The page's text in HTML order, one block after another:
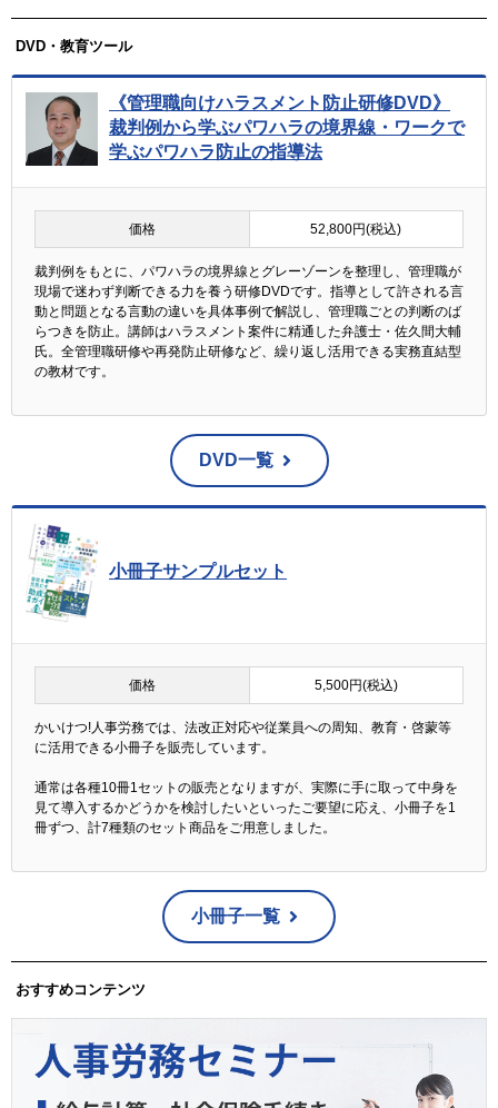
DVD・教育ツール
《管理職向けハラスメント防止研修DVD》
裁判例から学ぶパワハラの境界線・ワークで
学ぶパワハラ防止の指導法
価格 52,800円(税込)
裁判例をもとに、パワハラの境界線とグレーゾーンを整理し、管理職が
現場で迷わず判断できる力を養う研修DVDです。指導として許される言
動と問題となる言動の違いを具体事例で解説し、管理職ごとの判断のば
らつきを防止。講師はハラスメント案件に精通した弁護士・佐久間大輔
氏。全管理職研修や再発防止研修など、繰り返し活用できる実務直結型
の教材です。
DVD一覧
小冊子サンプルセット
価格 5,500円(税込)
かいけつ!人事労務では、法改正対応や従業員への周知、教育・啓蒙等
に活用できる小冊子を販売しています。
通常は各種10冊1セットの販売となりますが、実際に手に取って中身を
見て導入するかどうかを検討したいといったご要望に応え、小冊子を1
冊ずつ、計7種類のセット商品をご用意しました。
小冊子一覧
おすすめコンテンツ